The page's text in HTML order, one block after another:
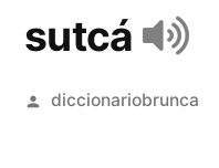
sutcá
diccionariobrunca